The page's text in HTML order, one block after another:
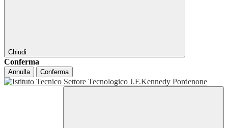
Chiudi
Conferma
Annulla Conferma